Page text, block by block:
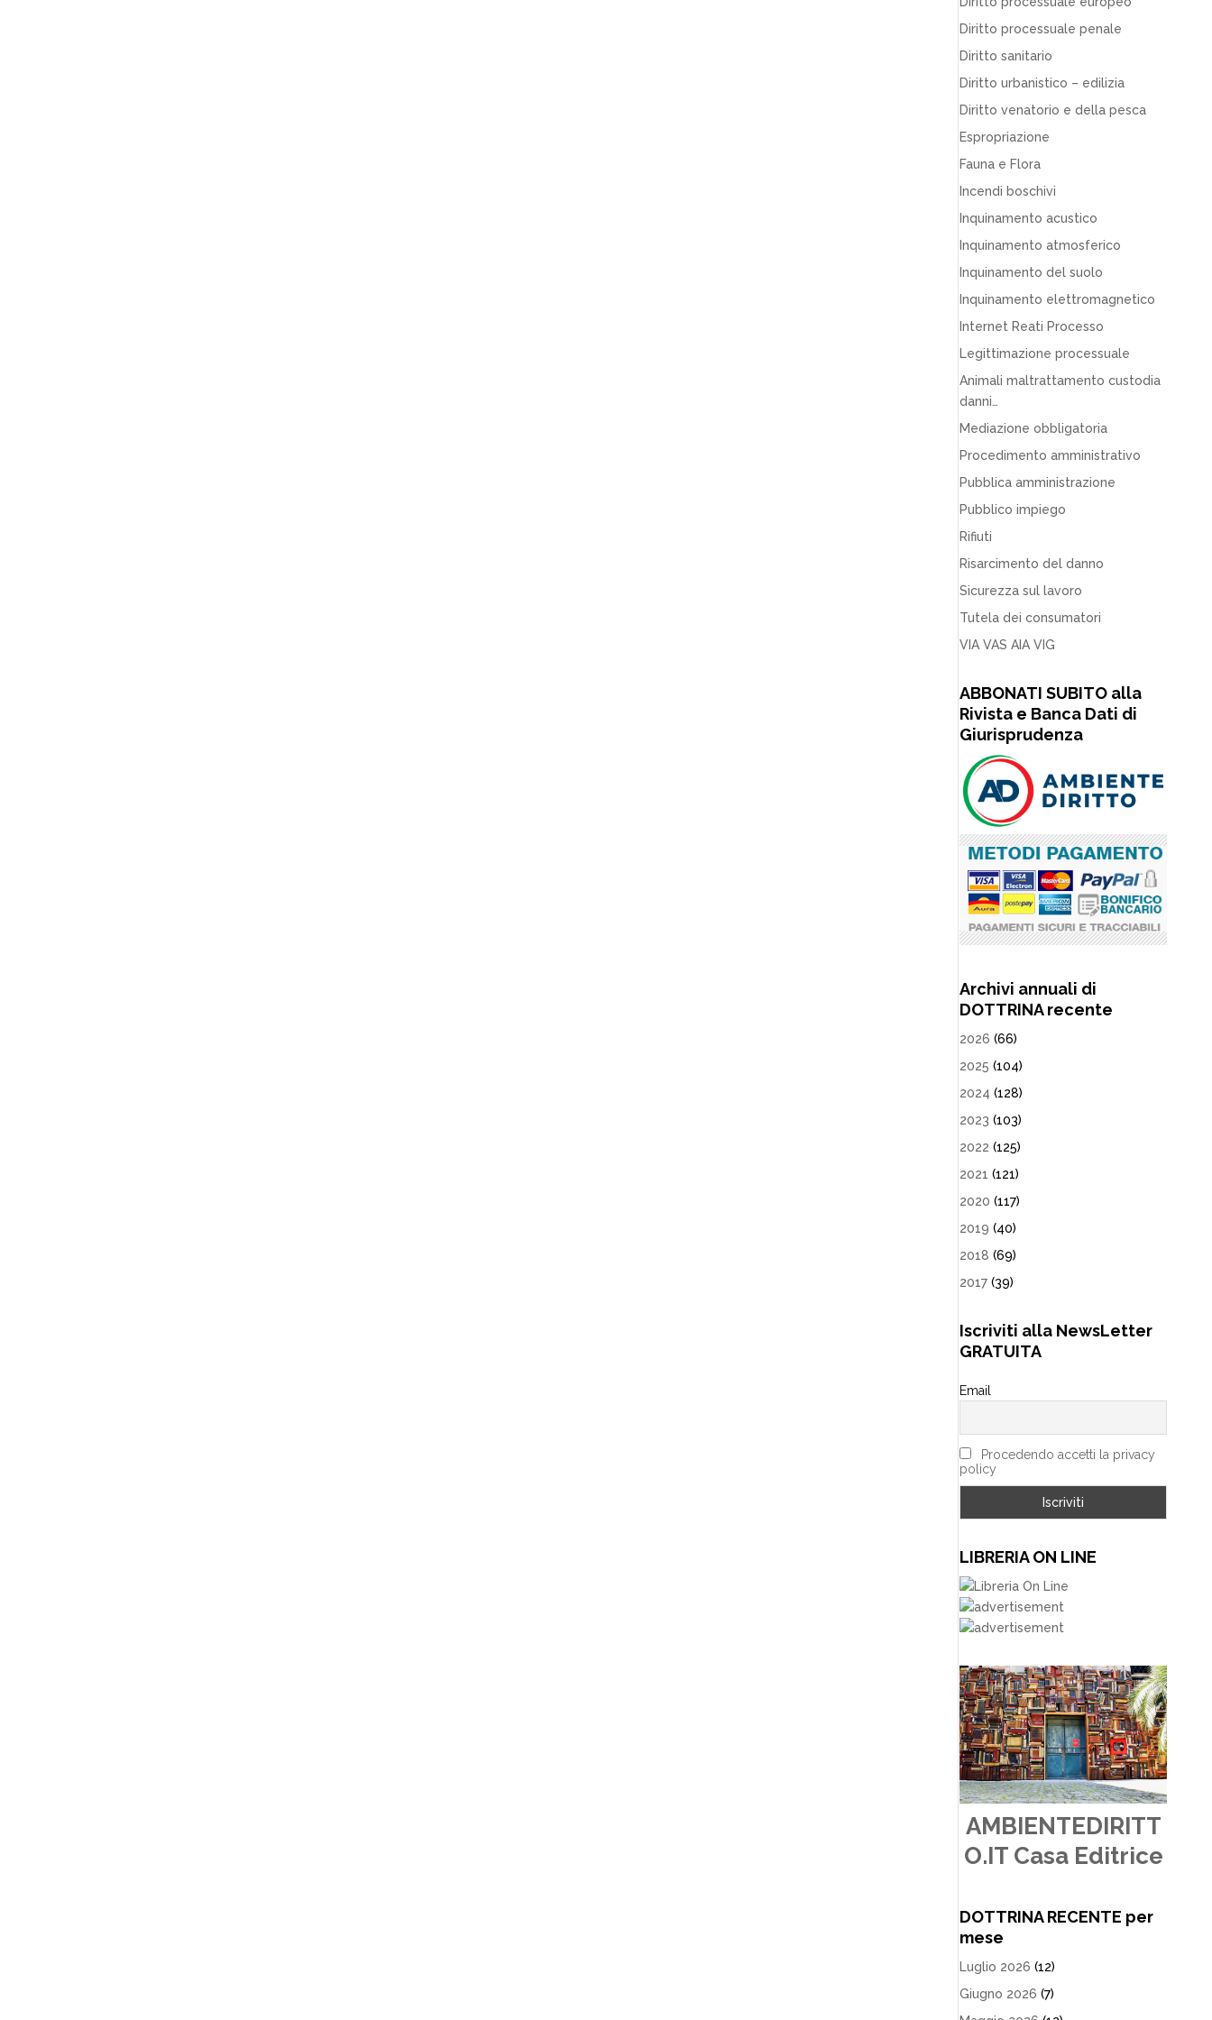
Diritto processuale penale
Diritto sanitario
Diritto urbanistico – edilizia
Diritto venatorio e della pesca
Espropriazione
Fauna e Flora
Incendi boschivi
Inquinamento acustico
Inquinamento atmosferico
Inquinamento del suolo
Inquinamento elettromagnetico
Internet Reati Processo
Legittimazione processuale
Animali maltrattamento custodia
danni…
Mediazione obbligatoria
Procedimento amministrativo
Pubblica amministrazione
Pubblico impiego
Rifiuti
Risarcimento del danno
Sicurezza sul lavoro
Tutela dei consumatori
VIA VAS AIA VIG
ABBONATI SUBITO alla
Rivista e Banca Dati di
Giurisprudenza
Archivi annuali di
DOTTRINA recente
2026 (66)
2025 (104)
2024 (128)
2023 (103)
2022 (125)
2021 (121)
2020 (117)
2019 (40)
2018 (69)
2017 (39)
Iscriviti alla NewsLetter
GRATUITA
Email
Procedendo accetti la privacy
policy
LIBRERIA ON LINE
AMBIENTEDIRITT
O.IT Casa Editrice
DOTTRINA RECENTE per
mese
Luglio 2026 (12)
Giugno 2026 (7)